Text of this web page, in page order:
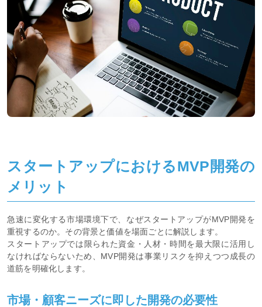
スタートアップにおけるMVP開発の
メリット
急速に変化する市場環境下で、なぜスタートアップがMVP開発を
重視するのか。その背景と価値を場面ごとに解説します。
スタートアップでは限られた資金・人材・時間を最大限に活用し
なければならないため、MVP開発は事業リスクを抑えつつ成長の
道筋を明確化します。
市場・顧客ニーズに即した開発の必要性